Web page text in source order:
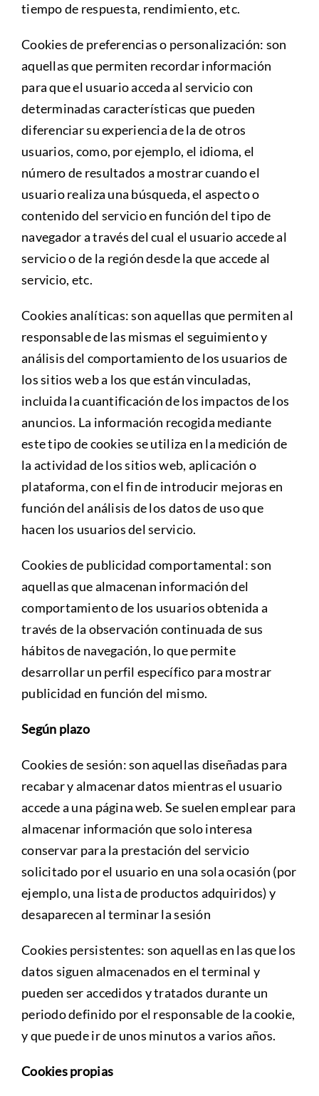
tiempo de respuesta, rendimiento, etc.
Cookies de preferencias o personalización: son
aquellas que permiten recordar información
para que el usuario acceda al servicio con
determinadas características que pueden
diferenciar su experiencia de la de otros
usuarios, como, por ejemplo, el idioma, el
número de resultados a mostrar cuando el
usuario realiza una búsqueda, el aspecto o
contenido del servicio en función del tipo de
navegador a través del cual el usuario accede al
servicio o de la región desde la que accede al
servicio, etc.
Cookies analíticas: son aquellas que permiten al
responsable de las mismas el seguimiento y
análisis del comportamiento de los usuarios de
los sitios web a los que están vinculadas,
incluida la cuantificación de los impactos de los
anuncios. La información recogida mediante
este tipo de cookies se utiliza en la medición de
la actividad de los sitios web, aplicación o
plataforma, con el fin de introducir mejoras en
función del análisis de los datos de uso que
hacen los usuarios del servicio.
Cookies de publicidad comportamental: son
aquellas que almacenan información del
comportamiento de los usuarios obtenida a
través de la observación continuada de sus
hábitos de navegación, lo que permite
desarrollar un perfil específico para mostrar
publicidad en función del mismo.
Según plazo
Cookies de sesión: son aquellas diseñadas para
recabar y almacenar datos mientras el usuario
accede a una página web. Se suelen emplear para
almacenar información que solo interesa
conservar para la prestación del servicio
solicitado por el usuario en una sola ocasión (por
ejemplo, una lista de productos adquiridos) y
desaparecen al terminar la sesión
Cookies persistentes: son aquellas en las que los
datos siguen almacenados en el terminal y
pueden ser accedidos y tratados durante un
periodo definido por el responsable de la cookie,
y que puede ir de unos minutos a varios años.
Cookies propias